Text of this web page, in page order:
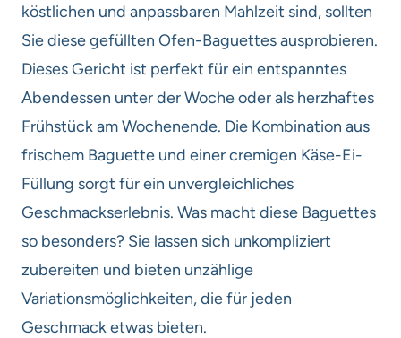
köstlichen und anpassbaren Mahlzeit sind, sollten
Sie diese gefüllten Ofen-Baguettes ausprobieren.
Dieses Gericht ist perfekt für ein entspanntes
Abendessen unter der Woche oder als herzhaftes
Frühstück am Wochenende. Die Kombination aus
frischem Baguette und einer cremigen Käse-Ei-
Füllung sorgt für ein unvergleichliches
Geschmackserlebnis. Was macht diese Baguettes
so besonders? Sie lassen sich unkompliziert
zubereiten und bieten unzählige
Variationsmöglichkeiten, die für jeden
Geschmack etwas bieten.